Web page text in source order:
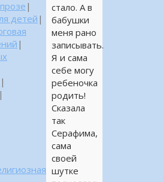
стало. А в
бабушки
меня рано
записывать.
Я и сама
себе могу
ребеночка
родить!
Сказала
так
Серафима,
сама
своей
шутке
|
детей |
|
|
|